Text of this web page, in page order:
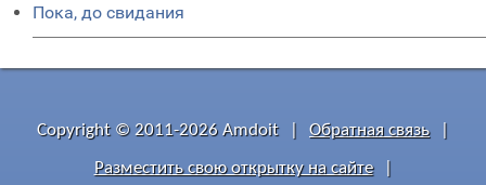
Пока, до свидания
Copyright © 2011-2026 Amdoit Обратная связь
Разместить свою открытку на сайте